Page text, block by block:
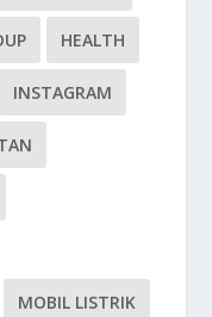
HEALTH
INSTAGRAM
MOBIL LISTRIK